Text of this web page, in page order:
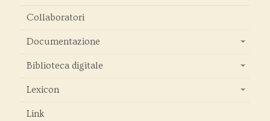
Collaboratori
Documentazione
Biblioteca digitale
Lexicon
Link